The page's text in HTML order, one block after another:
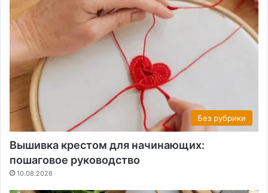
Без рубрики
Вышивка крестом для начинающих:
пошаговое руководство
10.08.2026